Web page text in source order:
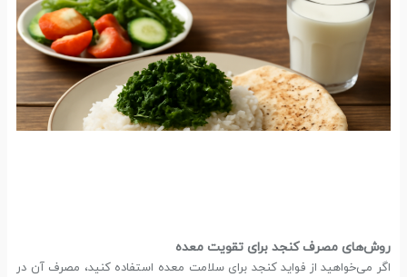
روش‌های مصرف کنجد برای تقویت معده
اگر می‌خواهید از فواید کنجد برای سلامت معده استفاده کنید، مصرف آن در